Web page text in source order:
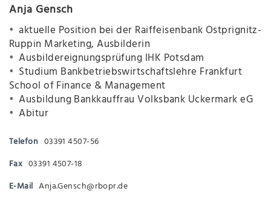
Anja Gensch
aktuelle Position bei der Raiffeisenbank Ostprignitz-
Ruppin Marketing, Ausbilderin
Ausbildereignungsprüfung IHK Potsdam
Studium Bankbetriebswirtschaftslehre Frankfurt
School of Finance & Management
Ausbildung Bankkauffrau Volksbank Uckermark eG
Abitur
Telefon 03391 4507-56
Fax 03391 4507-18
E-Mail Anja.Gensch@rbopr.de